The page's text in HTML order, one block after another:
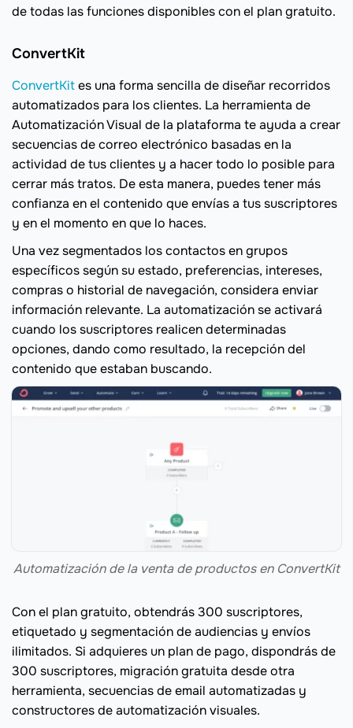
de todas las funciones disponibles con el plan gratuito.
ConvertKit
ConvertKites una forma sencilla de diseñar recorridos
automatizados para los clientes. La herramienta de
Automatización Visual de la plataforma te ayuda a crear
secuencias de correo electrónico basadas en la
actividad de tus clientes y a hacer todo lo posible para
cerrar más tratos. De esta manera, puedes tener más
confianza en el contenido que envías a tus suscriptores
y en el momento en que lo haces.
Una vez segmentados los contactos en grupos
específicos según su estado, preferencias, intereses,
compras o historial de navegación, considera enviar
información relevante. La automatización se activará
cuando los suscriptores realicen determinadas
opciones, dando como resultado, la recepción del
contenido que estaban buscando.
Automatización de la venta de productos en ConvertKit
Con el plan gratuito, obtendrás 300 suscriptores,
etiquetado y segmentación de audiencias y envíos
ilimitados. Si adquieres un plan de pago, dispondrás de
300 suscriptores, migración gratuita desde otra
herramienta, secuencias de email automatizadas y
constructores de automatización visuales.